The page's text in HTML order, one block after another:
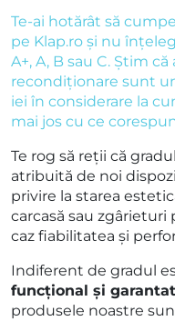
Te-ai hotărât să
pe Klap.ro și nu
A+, A, B sau C. Știm
recondiționare sunt
iei în considerare la
mai jos cu ce
Te rog să reții că
atribuită de noi
privire la starea
carcasă sau
caz fiabilitatea și
Indiferent de gradul
funcțional și
produsele noastre